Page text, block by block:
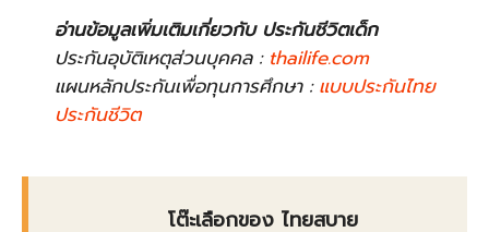
อ่านข้อมูลเพิ่มเติมเกี่ยวกับ ประกันชีวิตเด็ก
ประกันอุบัติเหตุส่วนบุคคล : thailife.com
แผนหลักประกันเพื่อทุนการศึกษา :แบบประกันไทย
ประกันชีวิต
โต๊ะเลือกของ ไทยสบาย